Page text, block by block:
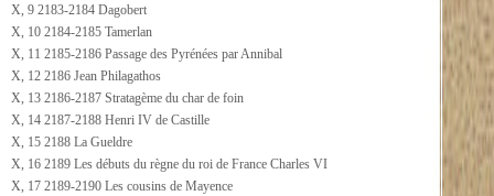
X, 9 2183-2184 Dagobert
X, 10 2184-2185 Tamerlan
X, 11 2185-2186 Passage des Pyrénées par Annibal
X, 12 2186 Jean Philagathos
X, 13 2186-2187 Stratagème du char de foin
X, 14 2187-2188 Henri IV de Castille
X, 15 2188 La Gueldre
X, 16 2189 Les débuts du règne du roi de France Charles VI
X, 17 2189-2190 Les cousins de Mayence